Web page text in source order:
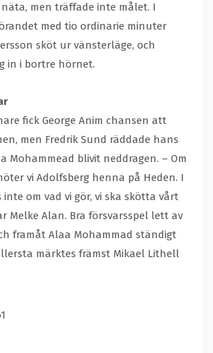
men träffade inte målet. I
med tio ordinarie minuter
sköt ur vänsterläge, och
in i bortre hörnet.
fick George Anim chansen att
men Fredrik Sund räddade hans
Mohammead blivit neddragen. – Om
vi Adolfsberg henna på Heden. I
inte om vad vi gör, vi ska skötta vårt
Melke Alan. Bra försvarsspel lett av
framåt Alaa Mohammad ständigt
märktes främst Mikael Lithell